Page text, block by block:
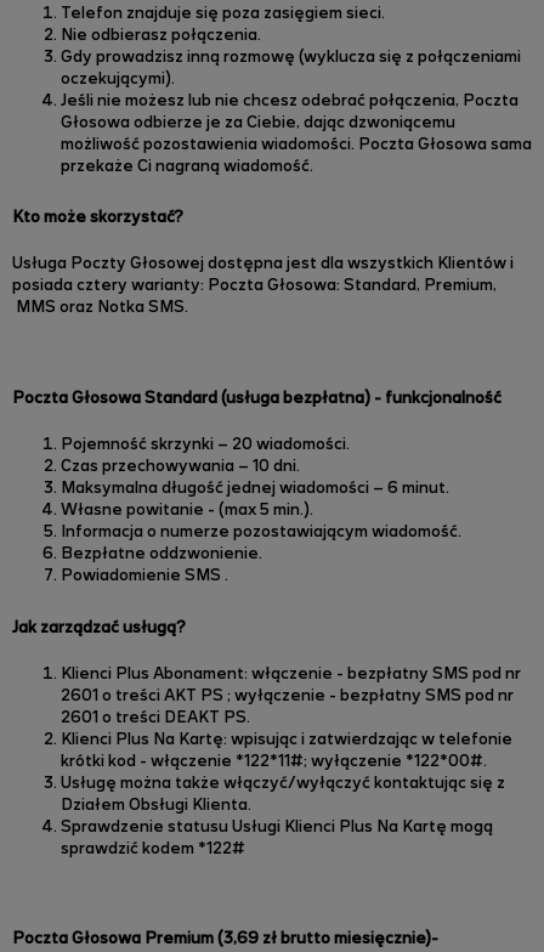
Telefon znajduje się poza zasięgiem sieci.
Nie odbierasz połączenia.
Gdy prowadzisz inną rozmowę (wyklucza się z połączeniami
oczekującymi).
Jeśli nie możesz lub nie chcesz odebrać połączenia, Poczta
Głosowa odbierze je za Ciebie, dając dzwoniącemu
możliwość pozostawienia wiadomości. Poczta Głosowa sama
przekaże Ci nagraną wiadomość.
Kto może skorzystać?
Usługa Poczty Głosowej dostępna jest dla wszystkich Klientów i
posiada cztery warianty: Poczta Głosowa: Standard, Premium,
MMS oraz Notka SMS.
Poczta Głosowa Standard (usługa bezpłatna) - funkcjonalność
Pojemność skrzynki – 20 wiadomości.
Czas przechowywania – 10 dni.
Maksymalna długość jednej wiadomości – 6 minut.
Własne powitanie - (max 5 min.).
Informacja o numerze pozostawiającym wiadomość.
Bezpłatne oddzwonienie.
Powiadomienie SMS .
Jak zarządzać usługą?
Klienci Plus Abonament: włączenie - bezpłatny SMS pod nr
2601 o treści AKT PS ; wyłączenie - bezpłatny SMS pod nr
2601 o treści DEAKT PS.
Klienci Plus Na Kartę: wpisując i zatwierdzając w telefonie
krótki kod - włączenie *122*11#; wyłączenie *122*00#.
Usługę można także włączyć/wyłączyć kontaktując się z
Działem Obsługi Klienta.
Sprawdzenie statusu Usługi Klienci Plus Na Kartę mogą
sprawdzić kodem *122#
Poczta Głosowa Premium (3,69 zł brutto miesięcznie)-